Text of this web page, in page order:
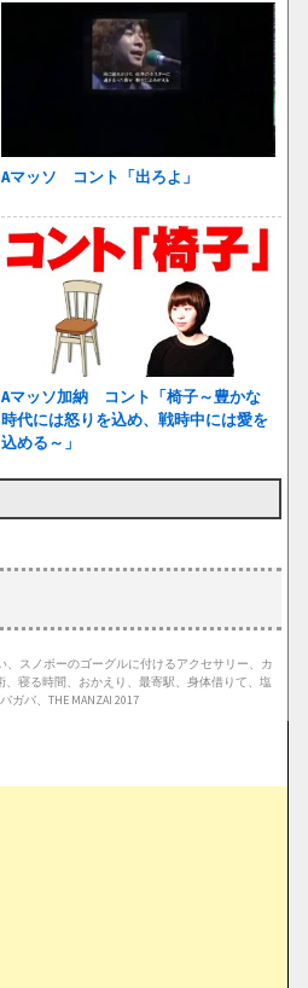
Aマッソ コント「出ろよ」
Aマッソ加納 コント「椅子～豊かな
時代には怒りを込め、戦時中には愛を
込める～」
、スノボーのゴーグルに付けるアクセサリー、カ
寝る時間、おかえり、最寄駅、身体借りて、塩
バ、THE MANZAI 2017